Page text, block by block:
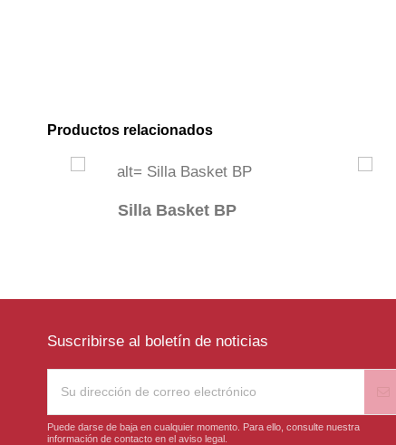
Productos relacionados
Silla Basket BP
Suscribirse al boletín de noticias
Puede darse de baja en cualquier momento. Para ello, consulte nuestra
información de contacto en el aviso legal.